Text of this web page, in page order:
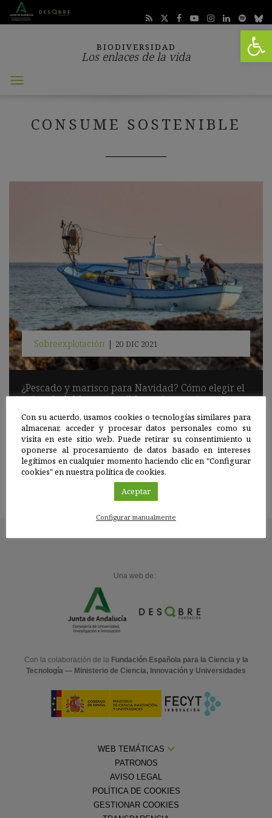
Abrir
BIODIVERSIDAD
Los enlaces de la vida
Abrir
CONSUME SOSTENIBLE
Sobreexplotación | 20 DIC 2021
¿Pescado y marisco para Navidad? Cómo elegir el
más saludable y sostenible según su etiqueta
Los alimentos que proceden de los océanos desempeñan un
papel crucial en la consecución de la meta que supone
alimentar a la población mundial conforme a los Objetivos de
Desarrollo Sostenible (ODS) marcados por la ONU.
Sigue leyendo
Una web de:
Con la colaboración de la Fundación Española para la Ciencia y la
Tecnología — Ministerio de Ciencia, Innovación y Universidades
WEB TEMÁTICAS
PATRONOS
AVISO LEGAL
POLÍTICA DE COOKIES
GESTIONAR COOKIES
Con su acuerdo, usamos cookies o tecnologías similares para
almacenar, acceder y procesar datos personales como su
visita en este sitio web. Puede retirar su consentimiento u
oponerse al procesamiento de datos basado en intereses
legítimos en cualquier momento haciendo clic en "Configurar
cookies" en nuestra política de cookies.
Aceptar
Configurar manualmente